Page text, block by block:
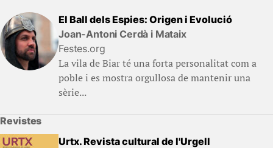
El Ball dels Espies: Origen i Evolució
Joan-Antoni Cerdà i Mataix
Festes.org
La vila de Biar té una forta personalitat com a
poble i es mostra orgullosa de mantenir una
sèrie...
Revistes
Urtx. Revista cultural de l'Urgell